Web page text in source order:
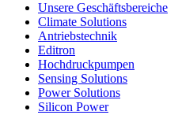
Unsere Geschäftsbereiche
Climate Solutions
Antriebstechnik
Editron
Hochdruckpumpen
Sensing Solutions
Power Solutions
Silicon Power